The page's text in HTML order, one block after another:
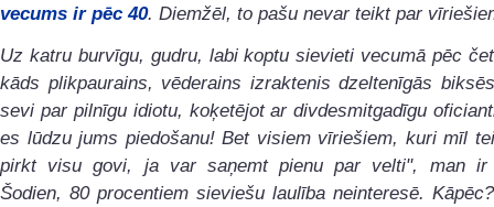
vecums ir pēc 40. Diemžēl, to pašu nevar teikt par
Uz katru burvīgu, gudru, labi koptu sievieti vecumā pēc
kāds plikpaurains, vēderains izraktenis dzeltenīgās
sevi par pilnīgu idiotu, koķetējot ar divdesmitgadīgu
es lūdzu jums piedošanu! Bet visiem vīriešiem, kuri mīl
pirkt visu govi, ja var saņemt pienu par velti", man ir
Šodien, 80 procentiem sieviešu laulība neinteresē.